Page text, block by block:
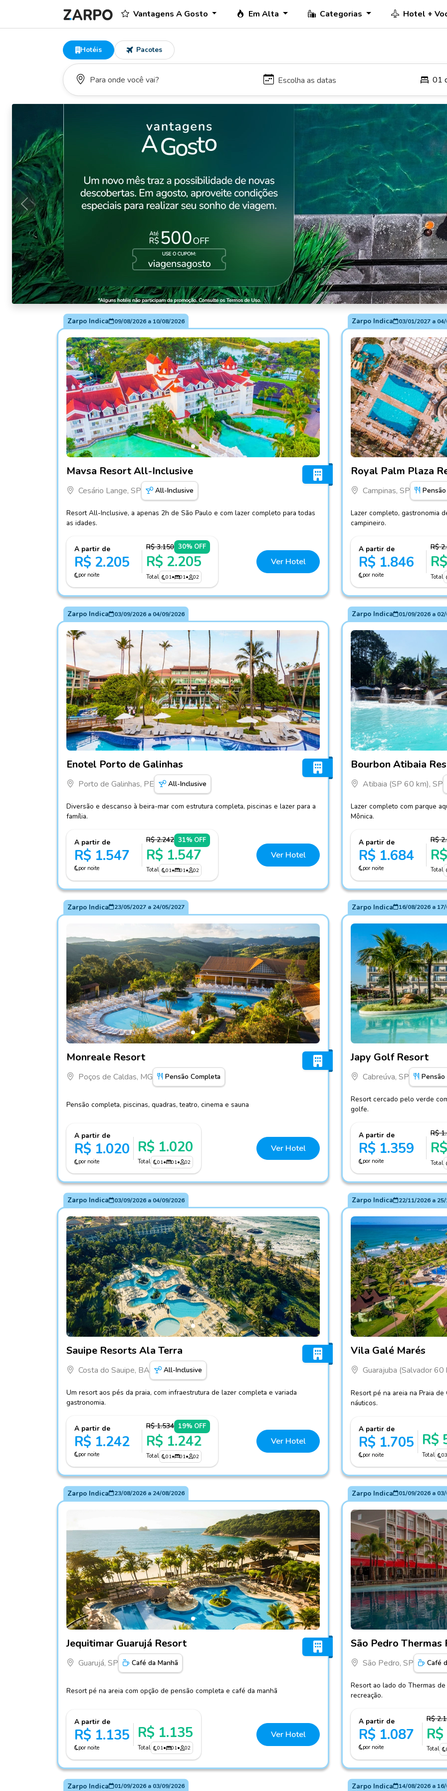
Vantagens A Gosto Em Alta Categorias Hotel +
Hotéis Pacotes
01
Anterior
Zarpo Indica 09/08/2026a 10/08/2026
Mavsa Resort All-Inclusive
Cesário Lange, SP All-Inclusive
Resort All-Inclusive, a apenas 2h de São Paulo e com lazer completo para todas
as idades.
A partir de
R$ 2.205
por noite
R$ 3.150 30% OFF
R$ 2.205
Total 01• 01• 02
Ver Hotel
Zarpo Indica 03/01/2027a
Royal Palm Plaza
Campinas, SP
Lazer completo, gastronomia
campineiro.
A partir de
R$ 1.846
por noite
R$
Total
Zarpo Indica 03/09/2026a 04/09/2026
Enotel Porto de Galinhas
Porto de Galinhas, PE All-Inclusive
Diversão e descanso à beira-mar com estrutura completa, piscinas e lazer para a
família.
A partir de
R$ 1.547
por noite
R$ 2.242 31% OFF
R$ 1.547
Total 01• 01• 02
Ver Hotel
Zarpo Indica 01/09/2026a
Bourbon Atibaia
Atibaia (SP 60 km), SP
Lazer completo com parque
Mônica.
A partir de
R$ 1.684
por noite
R$
Total
Zarpo Indica 23/05/2027a 24/05/2027
Monreale Resort
Poços de Caldas, MG Pensão Completa
Pensão completa, piscinas, quadras, teatro, cinema e sauna
A partir de
R$ 1.020
por noite
R$ 1.020
Total 01• 01• 02
Ver Hotel
Zarpo Indica 16/08/2026a
Japy Golf Resort
Cabreúva, SP
Resort cercado pelo verde
golfe.
A partir de
R$ 1.359
por noite
R$
Total
Zarpo Indica 03/09/2026a 04/09/2026
Sauipe Resorts Ala Terra
Costa do Sauipe, BA All-Inclusive
Um resort aos pés da praia, com infraestrutura de lazer completa e variada
gastronomia.
A partir de
R$ 1.242
por noite
R$ 1.534 19% OFF
R$ 1.242
Total 01• 01• 02
Ver Hotel
Zarpo Indica 22/11/2026a
Vila Galé Marés
Guarajuba (Salvador 60
Resort pé na areia na Praia
náuticos.
A partir de
R$ 1.705
por noite
R$
Total 03
Zarpo Indica 23/08/2026a 24/08/2026
Jequitimar Guarujá Resort
Guarujá, SP Café da Manhã
Resort pé na areia com opção de pensão completa e café da manhã
A partir de
R$ 1.135
por noite
R$ 1.135
Total 01• 01• 02
Ver Hotel
Zarpo Indica 01/09/2026a
São Pedro Thermas
São Pedro, SP Café
Resort ao lado do Thermas
recreação.
A partir de
R$ 1.087
por noite
R$
Total
Zarpo Indica 01/09/2026a 03/09/2026 Zarpo Indica 14/08/2026a